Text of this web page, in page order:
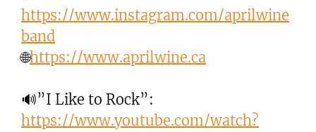
https://www.instagram.com/aprilwine
band
🌐https://www.aprilwine.ca
🔊”I Like to Rock”:
https://www.youtube.com/watch?